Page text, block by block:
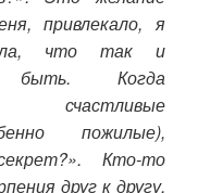
привлекало, я
что так и
быть. Когда
счастливые
пожилые),
Кто-то
друг к другу,